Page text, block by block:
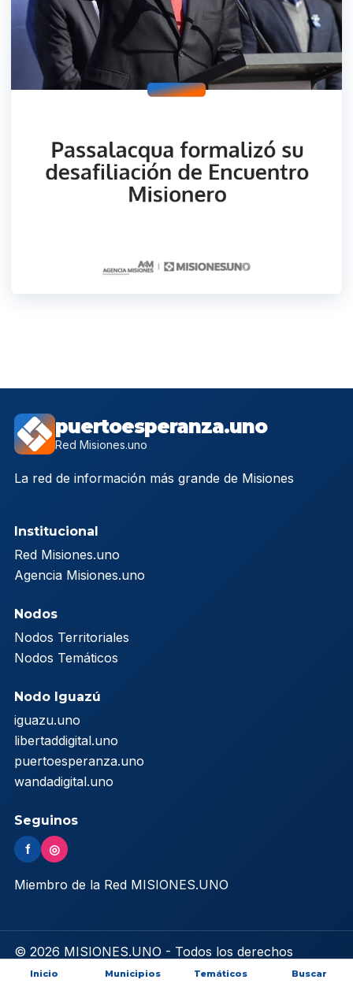
puertoesperanza.uno
Red Misiones.uno
La red de información más grande de Misiones
Institucional
Red Misiones.uno
Agencia Misiones.uno
Nodos
Nodos Territoriales
Nodos Temáticos
Nodo Iguazú
iguazu.uno
libertaddigital.uno
puertoesperanza.uno
wandadigital.uno
Seguinos
f ◎
Miembro de la Red MISIONES.UNO
© 2026 MISIONES.UNO - Todos los derechos
reservados
Inicio Municipios Temáticos Buscar